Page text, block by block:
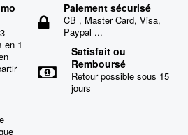
en 1
Paiement sécurisé
CB , Master Card, Visa,
Paypal ...
Satisfait ou
Remboursé
Retour possible sous 15
jours